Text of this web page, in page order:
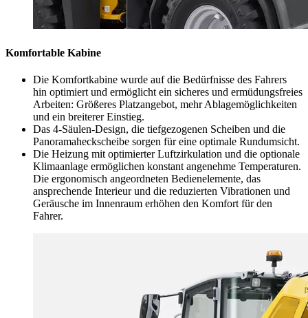
Komfortable Kabine
Die Komfortkabine wurde auf die Bedürfnisse des Fahrers
hin optimiert und ermöglicht ein sicheres und ermüdungsfreies
Arbeiten: Größeres Platzangebot, mehr Ablagemöglichkeiten
und ein breiterer Einstieg.
Das 4-Säulen-Design, die tiefgezogenen Scheiben und die
Panoramaheckscheibe sorgen für eine optimale Rundumsicht.
Die Heizung mit optimierter Luftzirkulation und die optionale
Klimaanlage ermöglichen konstant angenehme Temperaturen.
Die ergonomisch angeordneten Bedienelemente, das
ansprechende Interieur und die reduzierten Vibrationen und
Geräusche im Innenraum erhöhen den Komfort für den
Fahrer.